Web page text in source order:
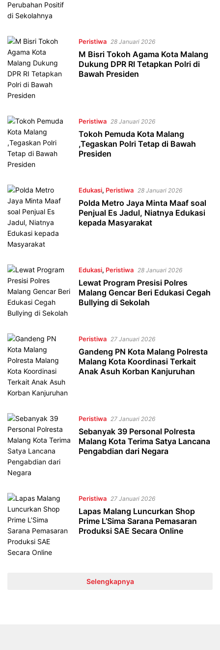
Peristiwa 28 Januari 2026
M Bisri Tokoh Agama Kota Malang
Dukung DPR RI Tetapkan Polri di
Bawah Presiden
Peristiwa 28 Januari 2026
Tokoh Pemuda Kota Malang
,Tegaskan Polri Tetap di Bawah
Presiden
Edukasi, Peristiwa 28 Januari 2026
Polda Metro Jaya Minta Maaf soal
Penjual Es Jadul, Niatnya Edukasi
kepada Masyarakat
Edukasi, Peristiwa 28 Januari 2026
Lewat Program Presisi Polres
Malang Gencar Beri Edukasi Cegah
Bullying di Sekolah
Peristiwa 27 Januari 2026
Gandeng PN Kota Malang Polresta
Malang Kota Koordinasi Terkait
Anak Asuh Korban Kanjuruhan
Peristiwa 27 Januari 2026
Sebanyak 39 Personal Polresta
Malang Kota Terima Satya Lancana
Pengabdian dari Negara
Peristiwa 27 Januari 2026
Lapas Malang Luncurkan Shop
Prime L’Sima Sarana Pemasaran
Produksi SAE Secara Online
Selengkapnya